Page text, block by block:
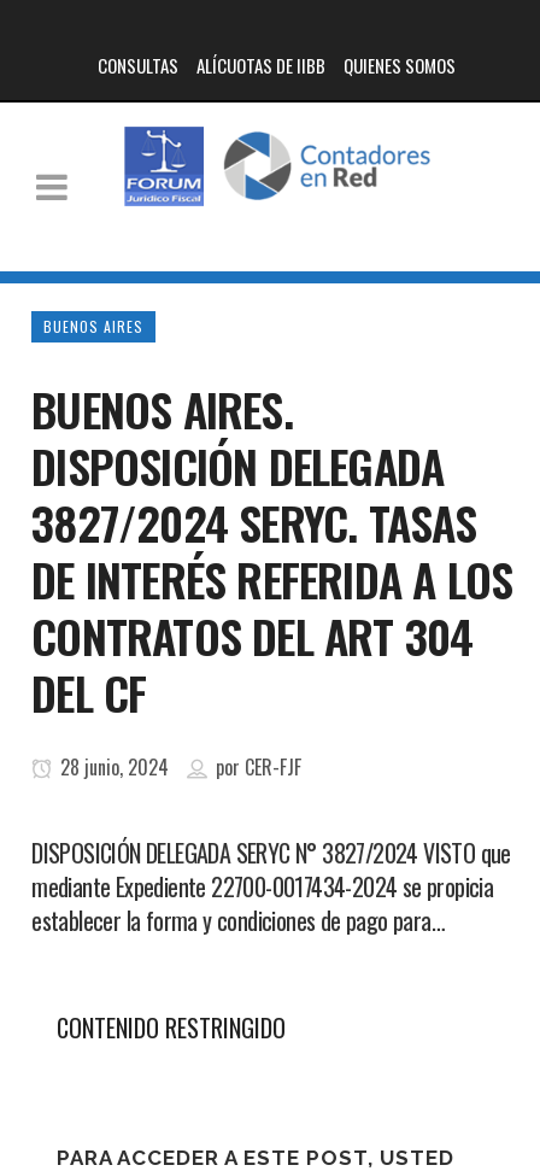
CONSULTAS ALÍCUOTAS DE IIBB QUIENES SOMOS
BUENOS AIRES
BUENOS AIRES.
DISPOSICIÓN DELEGADA
3827/2024 SERYC. TASAS
DE INTERÉS REFERIDA A LOS
CONTRATOS DEL ART 304
DEL CF
28 junio, 2024 por CER-FJF
DISPOSICIÓN DELEGADA SERYC N° 3827/2024 VISTO que
mediante Expediente 22700-0017434-2024 se propicia
establecer la forma y condiciones de pago para…
CONTENIDO RESTRINGIDO
PARA ACCEDER A ESTE POST, USTED